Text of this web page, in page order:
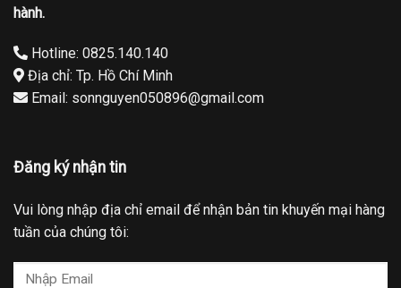
hành.
Hotline: 0825.140.140
Địa chỉ: Tp. Hồ Chí Minh
Email: sonnguyen050896@gmail.com
Đăng ký nhận tin
Vui lòng nhập địa chỉ email để nhận bản tin khuyến mại hàng
tuần của chúng tôi: